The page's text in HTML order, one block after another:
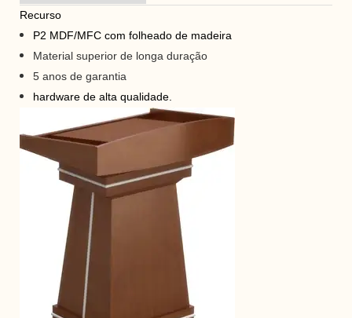
Recurso
P2 MDF/MFC com folheado de madeira
Material superior de longa duração
5 anos de garantia
hardware de alta qualidade.